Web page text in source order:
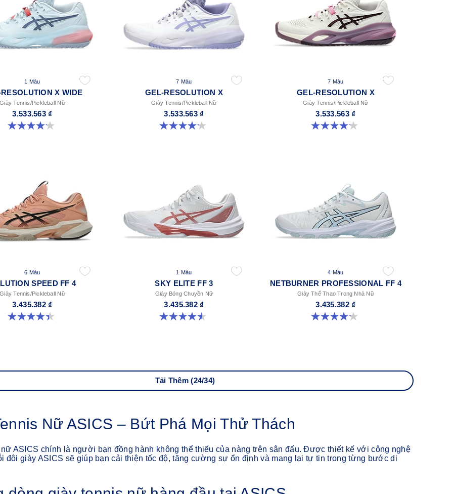
1 Màu
X WIDE
Giày Tennis/Pickleball Nữ
3.533.563 ₫
4.1 trong số 5 sao. 7 đánh giá
7 Màu
GEL-RESOLUTION X
Giày Tennis/Pickleball Nữ
3.533.563 ₫
4.2 trong số 5 sao. 68 đánh giá
7 Màu
GEL-RESOLUTION X
Giày Tennis/Pickleball Nữ
3.533.563 ₫
4.2 trong số 5 sao. 68 đánh giá
6 Màu
SPEED FF 4
Giày Tennis/Pickleball Nữ
3.435.382 ₫
4.4 trong số 5 sao. 16 đánh giá
1 Màu
SKY ELITE FF 3
Giày Bóng Chuyền Nữ
3.435.382 ₫
4.5 trong số 5 sao. 42 đánh giá
4 Màu
NETBURNER PROFESSIONAL FF 4
Giày Thể Thao Trong Nhà Nữ
3.435.382 ₫
4.2 trong số 5 sao. 21 đánh giá
Tải Thêm (24/34)
Nữ ASICS – Bứt Phá Mọi Thử Thách
ASICS chính là người bạn đồng hành không thể thiếu của nàng trên sân đấu. Được thiết kế với công nghệ
đôi giày ASICS sẽ giúp bạn cải thiện tốc độ, tăng cường sự ổn định và mang lại tự tin trong từng bước di